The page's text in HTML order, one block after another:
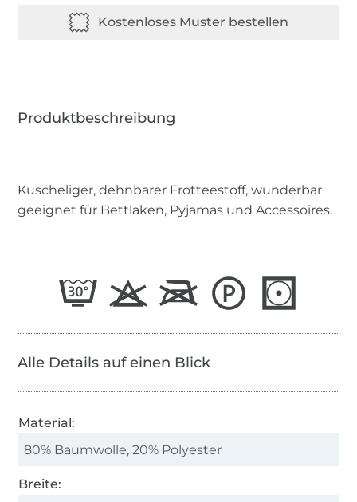
Kuscheliger, dehnbarer Frotteestoff, wunderbar
geeignet für Bettlaken, Pyjamas und Accessoires.
Alle Details auf einen Blick
Material:
80% Baumwolle, 20% Polyester
Breite: